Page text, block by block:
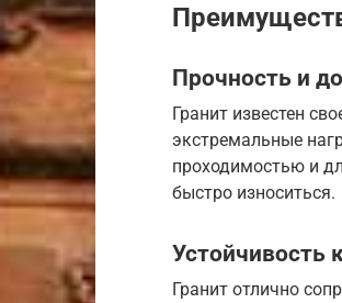
Прочность и
Гранит известен
экстремальные
проходимостью и
быстро износиться.
Устойчивость
Гранит отлично